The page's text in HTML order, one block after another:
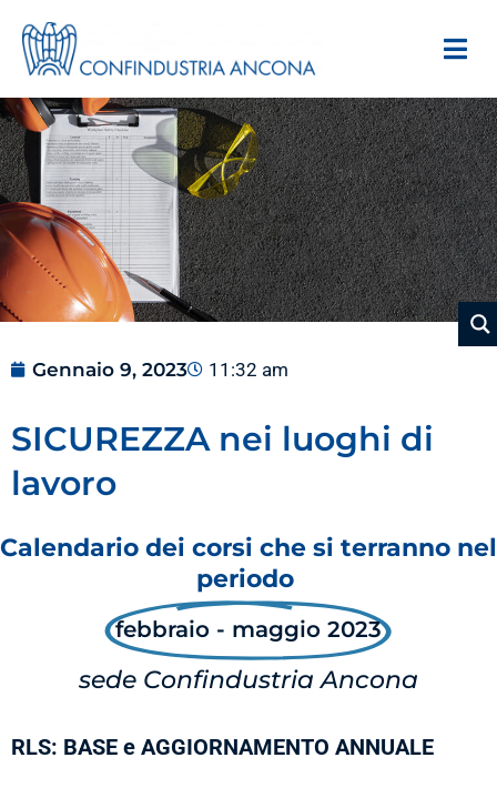
Gennaio 9, 2023 11:32 am
SICUREZZA nei luoghi di
lavoro
Calendario dei corsi che si terranno nel
periodo
febbraio - maggio 2023
sede Confindustria Ancona
RLS: BASE e AGGIORNAMENTO ANNUALE